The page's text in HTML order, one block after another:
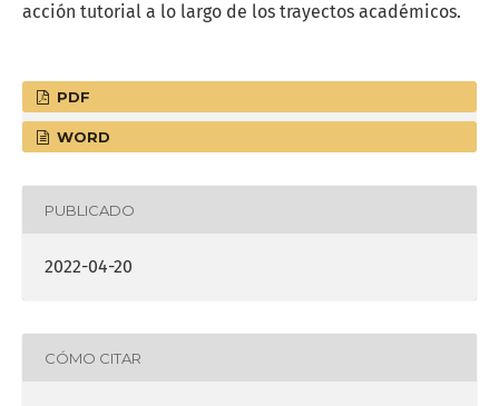
acción tutorial a lo largo de los trayectos académicos.
PDF
WORD
PUBLICADO
2022-04-20
CÓMO CITAR